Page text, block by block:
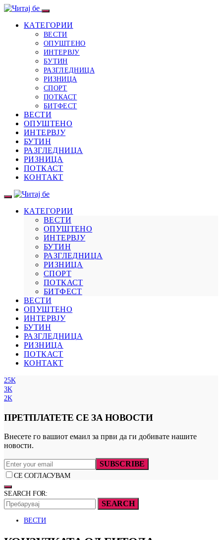
КАТЕГОРИИ
ВЕСТИ
ОПУШТЕНО
ИНТЕРВЈУ
БУТИН
РАЗГЛЕДНИЦА
РИЗНИЦА
СПОРТ
ПОТКАСТ
БИТФЕСТ
ВЕСТИ
ОПУШТЕНО
ИНТЕРВЈУ
БУТИН
РАЗГЛЕДНИЦА
РИЗНИЦА
ПОТКАСТ
КОНТАКТ
КАТЕГОРИИ
ВЕСТИ
ОПУШТЕНО
ИНТЕРВЈУ
БУТИН
РАЗГЛЕДНИЦА
РИЗНИЦА
СПОРТ
ПОТКАСТ
БИТФЕСТ
ВЕСТИ
ОПУШТЕНО
ИНТЕРВЈУ
БУТИН
РАЗГЛЕДНИЦА
РИЗНИЦА
ПОТКАСТ
КОНТАКТ
25K
3K
2K
ПРЕТПЛАТЕТЕ СЕ ЗА НОВОСТИ
Внесете го вашиот емаил за први да ги добивате нашите
новости.
SUBSCRIBE
СЕ СОГЛАСУВАМ
SEARCH FOR:
SEARCH
ВЕСТИ